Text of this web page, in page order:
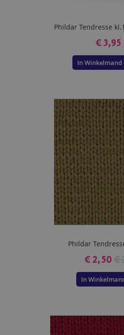
Phildar Tendresse
€ 3,95
In Winkelmand
Phildar
€ 2,50
In